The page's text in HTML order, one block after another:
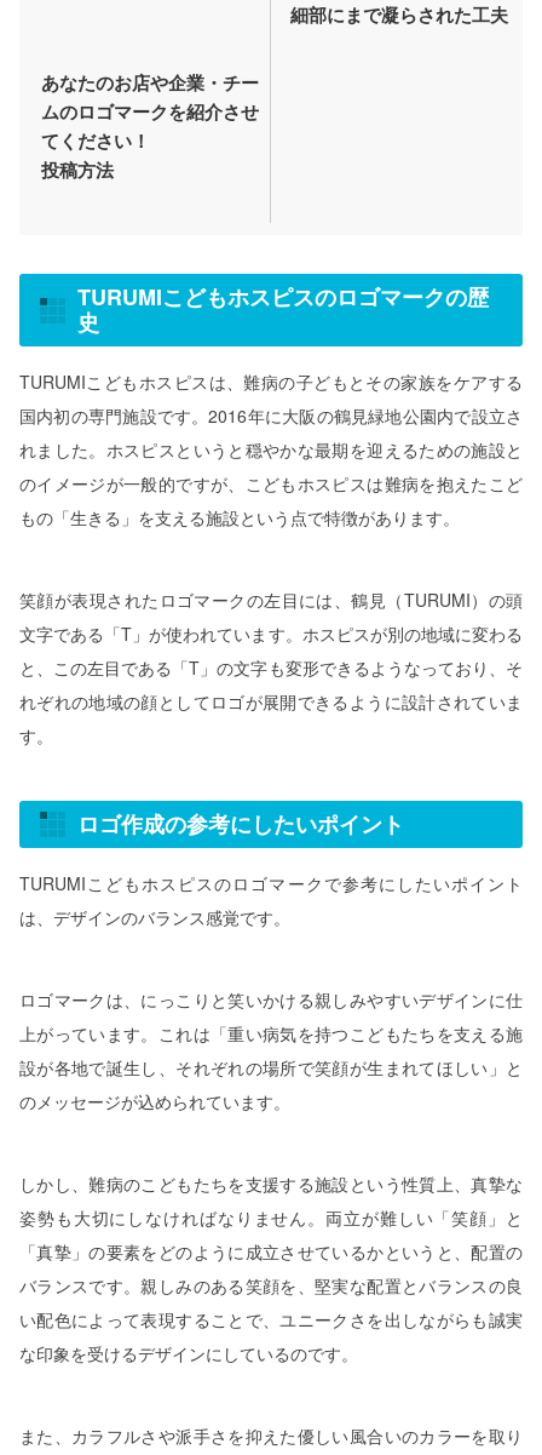
細部にまで凝らされた工夫
あなたのお店や企業・チー
ムのロゴマークを紹介させ
てください！
投稿方法
TURUMIこどもホスピスのロゴマークの歴
史
TURUMIこどもホスピスは、難病の子どもとその家族をケアする
国内初の専門施設です。2016年に大阪の鶴見緑地公園内で設立さ
れました。ホスピスというと穏やかな最期を迎えるための施設と
のイメージが一般的ですが、こどもホスピスは難病を抱えたこど
もの「生きる」を支える施設という点で特徴があります。
笑顔が表現されたロゴマークの左目には、鶴見（TURUMI）の頭
文字である「T」が使われています。ホスピスが別の地域に変わる
と、この左目である「T」の文字も変形できるようなっており、そ
れぞれの地域の顔としてロゴが展開できるように設計されていま
す。
ロゴ作成の参考にしたいポイント
TURUMIこどもホスピスのロゴマークで参考にしたいポイント
は、デザインのバランス感覚です。
ロゴマークは、にっこりと笑いかける親しみやすいデザインに仕
上がっています。これは「重い病気を持つこどもたちを支える施
設が各地で誕生し、それぞれの場所で笑顔が生まれてほしい」と
のメッセージが込められています。
しかし、難病のこどもたちを支援する施設という性質上、真摯な
姿勢も大切にしなければなりません。両立が難しい「笑顔」と
「真摯」の要素をどのように成立させているかというと、配置の
バランスです。親しみのある笑顔を、堅実な配置とバランスの良
い配色によって表現することで、ユニークさを出しながらも誠実
な印象を受けるデザインにしているのです。
また、カラフルさや派手さを抑えた優しい風合いのカラーを取り